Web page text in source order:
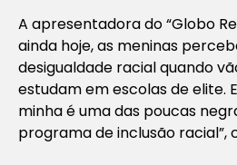
A apresentadora do “Globo
ainda hoje, as meninas
desigualdade racial quando
estudam em escolas de elite.
minha é uma das poucas
programa de inclusão racial”,